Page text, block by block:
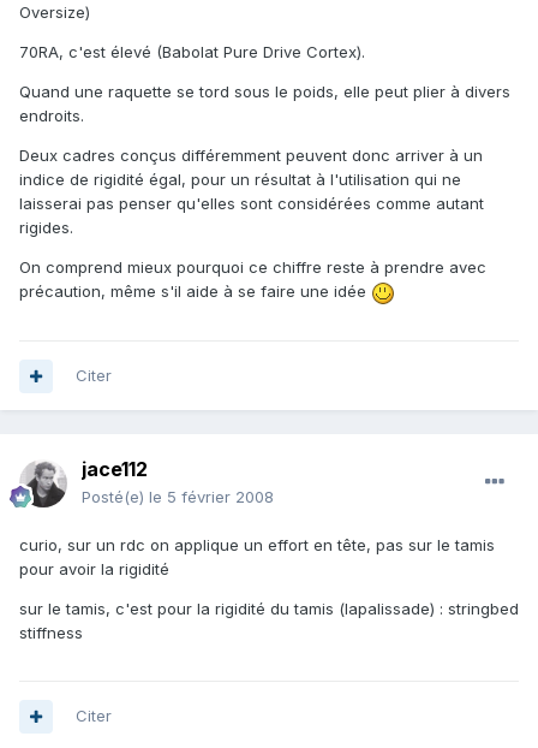
Oversize)
70RA, c'est élevé (Babolat Pure Drive Cortex).
Quand une raquette se tord sous le poids, elle peut plier à divers
endroits.
Deux cadres conçus différemment peuvent donc arriver à un
indice de rigidité égal, pour un résultat à l'utilisation qui ne
laisserai pas penser qu'elles sont considérées comme autant
rigides.
On comprend mieux pourquoi ce chiffre reste à prendre avec
précaution, même s'il aide à se faire une idée
Citer
jace112
Posté(e) le 5 février 2008
curio, sur un rdc on applique un effort en tête, pas sur le tamis
pour avoir la rigidité
sur le tamis, c'est pour la rigidité du tamis (lapalissade) : stringbed
stiffness
Citer